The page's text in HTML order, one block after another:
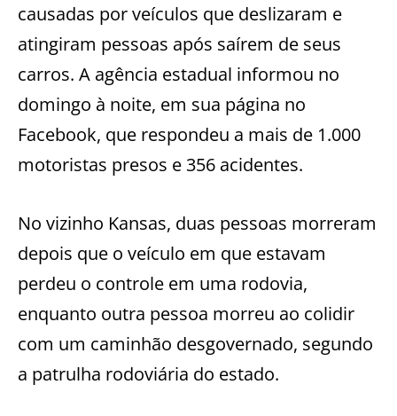
causadas por veículos que deslizaram e
atingiram pessoas após saírem de seus
carros. A agência estadual informou no
domingo à noite, em sua página no
Facebook, que respondeu a mais de 1.000
motoristas presos e 356 acidentes.
No vizinho Kansas, duas pessoas morreram
depois que o veículo em que estavam
perdeu o controle em uma rodovia,
enquanto outra pessoa morreu ao colidir
com um caminhão desgovernado, segundo
a patrulha rodoviária do estado.